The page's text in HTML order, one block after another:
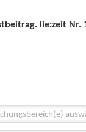
lie:zeit Nr.